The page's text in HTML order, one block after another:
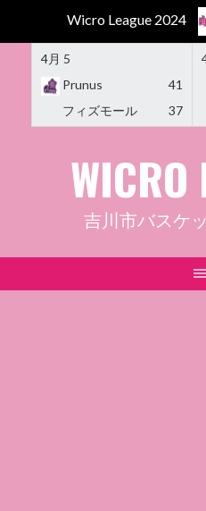
Wicro League 2024
4月 5
Prunus
41
フィズモール
37
WICRO
吉川市バスケ